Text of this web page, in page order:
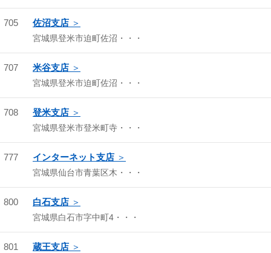
705 佐沼支店
宮城県登米市迫町佐沼・・・
707 米谷支店
宮城県登米市迫町佐沼・・・
708 登米支店
宮城県登米市登米町寺・・・
777 インターネット支店
宮城県仙台市青葉区木・・・
800 白石支店
宮城県白石市字中町4・・・
801 蔵王支店